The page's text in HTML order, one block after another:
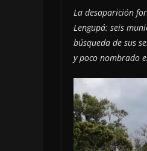
La desaparición
Lengupá: seis
búsqueda de sus
y poco nombrado